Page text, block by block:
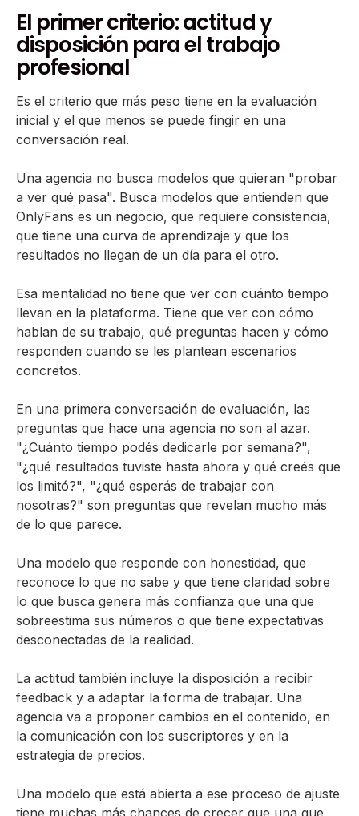
El primer criterio: actitud y
disposición para el trabajo
profesional
Es el criterio que más peso tiene en la evaluación
inicial y el que menos se puede fingir en una
conversación real.
Una agencia no busca modelos que quieran "probar
a ver qué pasa". Busca modelos que entienden que
OnlyFans es un negocio, que requiere consistencia,
que tiene una curva de aprendizaje y que los
resultados no llegan de un día para el otro.
Esa mentalidad no tiene que ver con cuánto tiempo
llevan en la plataforma. Tiene que ver con cómo
hablan de su trabajo, qué preguntas hacen y cómo
responden cuando se les plantean escenarios
concretos.
En una primera conversación de evaluación, las
preguntas que hace una agencia no son al azar.
"¿Cuánto tiempo podés dedicarle por semana?",
"¿qué resultados tuviste hasta ahora y qué creés que
los limitó?", "¿qué esperás de trabajar con
nosotras?" son preguntas que revelan mucho más
de lo que parece.
Una modelo que responde con honestidad, que
reconoce lo que no sabe y que tiene claridad sobre
lo que busca genera más confianza que una que
sobreestima sus números o que tiene expectativas
desconectadas de la realidad.
La actitud también incluye la disposición a recibir
feedback y a adaptar la forma de trabajar. Una
agencia va a proponer cambios en el contenido, en
la comunicación con los suscriptores y en la
estrategia de precios.
Una modelo que está abierta a ese proceso de ajuste
tiene muchas más chances de crecer que una que